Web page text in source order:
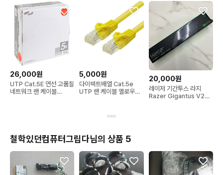
26,000원
UTP Cat.5E 연선 고품질
네트워크 랜 케이블
5,000원
다이렉트배열 Cat.5e
UTP 랜 케이블 옐로우
20,000원
레이저 기간투스 라지
Razer Gigantus V2
철학있던컴퓨터그립다님의 상품 5